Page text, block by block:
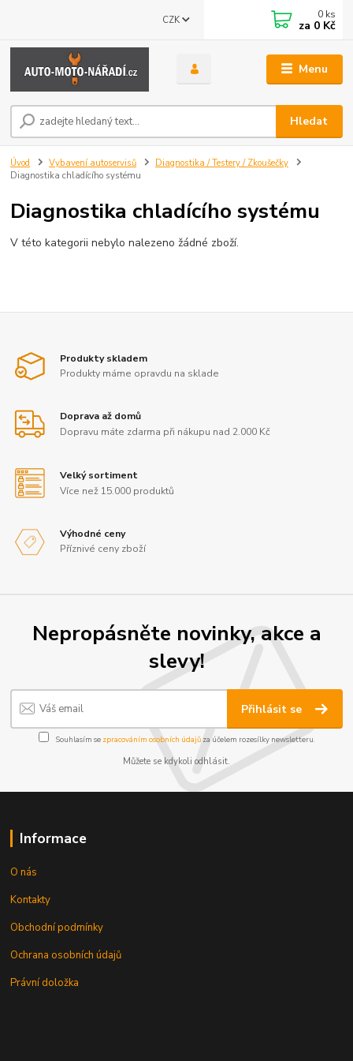
Menu
CZK
Hledat
0 ks
za 0 Kč
Úvod Vybavení autoservisů
Diagnostika / Testery / Zkoušečky
Diagnostika chladícího systému
Diagnostika chladícího systému
V této kategorii nebylo nalezeno žádné zboží.
Produkty skladem
Produkty máme opravdu na sklade
Doprava až domů
Dopravu máte zdarma při nákupu nad 2.000 Kč
Velký sortiment
Více než 15.000 produktů
Výhodné ceny
Příznivé ceny zboží
Nepropásněte novinky, akce a
slevy!
Přihlásit se
Souhlasím se zpracováním osobních údajůza účelem rozesílky newsletteru.
Můžete se kdykoli odhlásit.
Informace
O nás
Kontakty
Obchodní podmínky
Ochrana osobních údajů
Právní doložka